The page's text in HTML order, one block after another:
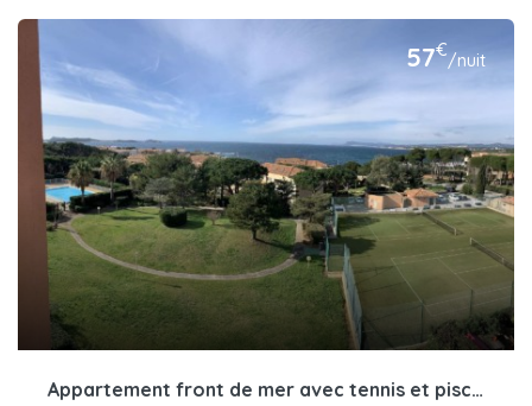
57€/nuit
Appartement front de mer avec tennis et piscine